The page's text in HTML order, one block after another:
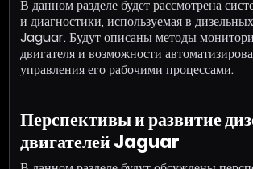
В данном разделе будет рассмотрена
и диагностики, используемая в
Jaguar. Будут описаны методы
двигателя и возможности
управления его рабочими процессами.
Перспективы и развитие
двигателей Jaguar